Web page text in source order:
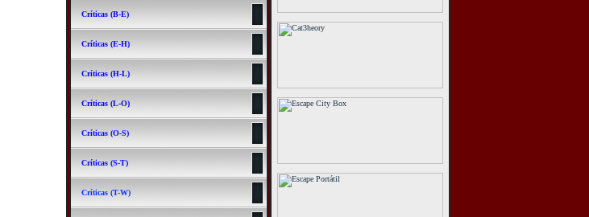
Críticas (B-E)
Críticas (E-H)
Críticas (H-L)
Críticas (L-O)
Críticas (O-S)
Críticas (S-T)
Críticas (T-W)